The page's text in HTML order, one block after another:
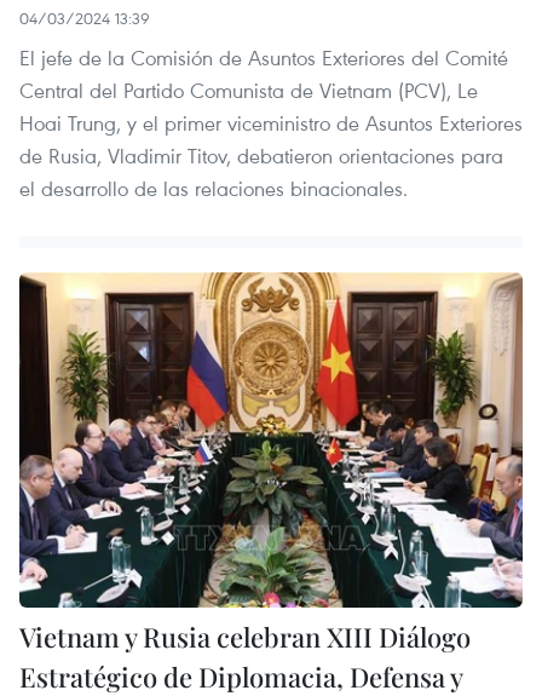
04/03/2024 13:39
El jefe de la Comisión de Asuntos Exteriores del Comité
Central del Partido Comunista de Vietnam (PCV), Le
Hoai Trung, y el primer viceministro de Asuntos Exteriores
de Rusia, Vladimir Titov, debatieron orientaciones para
el desarrollo de las relaciones binacionales.
Vietnam y Rusia celebran XIII Diálogo
Estratégico de Diplomacia, Defensa y